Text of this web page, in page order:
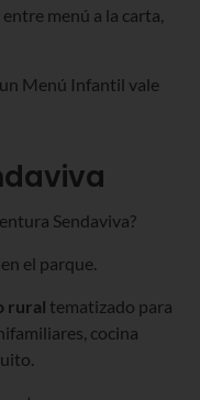
menú a la carta,
Menú Infantil vale
Sendaviva?
el parque.
rural tematizado para
cocina